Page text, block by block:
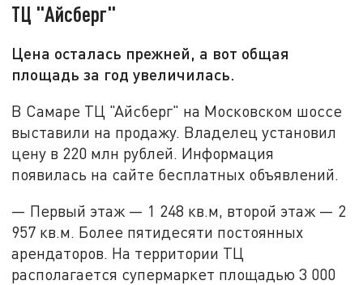
ТЦ "Айсберг"
Цена осталась прежней, а вот общая
площадь за год увеличилась.
В Самаре ТЦ "Айсберг" на Московском шоссе
выставили на продажу. Владелец установил
цену в 220 млн рублей. Информация
появилась на сайте бесплатных объявлений.
— Первый этаж — 1 248 кв.м, второй этаж — 2
957 кв.м. Более пятидесяти постоянных
арендаторов. На территории ТЦ
располагается супермаркет площадью 3 000